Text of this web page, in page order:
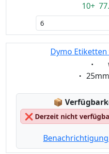
10+
Dymo Etiketten
📦
❌ Derzeit nicht